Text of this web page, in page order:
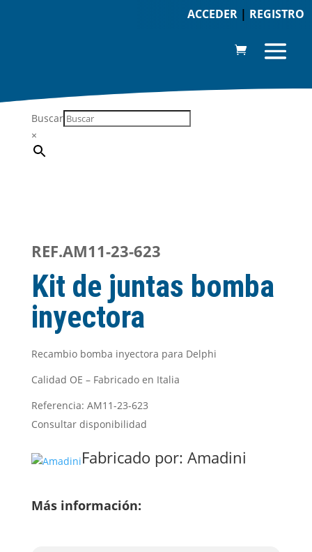
ACCEDER| REGISTRO
Buscar
×
REF.AM11-23-623
Kit de juntas bomba
inyectora
Recambio bomba inyectora para Delphi
Calidad OE – Fabricado en Italia
Referencia: AM11-23-623
Consultar disponibilidad
Fabricado por: Amadini
Más información: